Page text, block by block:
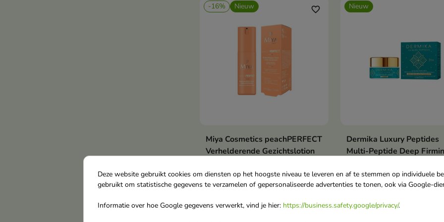
-16% Nieuw
In winkelwagen
favorite_border
Miya Cosmetics peachPERFECT
Verhelderende Gezichtslotion
Een lichte gezichtslotion die de
huid hydrateert en zorgt voor
€ 8,31€ 9,90
Nieuw
In winkelwagen
Dermika Luxury Peptides
Multi-Peptide Deep
Een geavanceerde
huidverzorgingscrème
voldoen aan de behoeften
€ 16,90
Deze website gebruikt cookies om diensten op het hoogste niveau te leveren en af te stemmen op individuele
gebruikt om statistische gegevens te verzamelen of gepersonaliseerde advertenties te tonen, ook via Google-
Informatie over hoe Google gegevens verwerkt, vind je hier: https://business.safety.google/privacy/.